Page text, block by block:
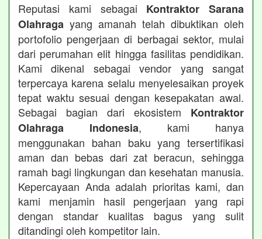
Reputasi kami sebagai Kontraktor Sarana
Olahraga yang amanah telah dibuktikan oleh
portofolio pengerjaan di berbagai sektor, mulai
dari perumahan elit hingga fasilitas pendidikan.
Kami dikenal sebagai vendor yang sangat
terpercaya karena selalu menyelesaikan proyek
tepat waktu sesuai dengan kesepakatan awal.
Sebagai bagian dari ekosistem Kontraktor
Olahraga Indonesia, kami hanya
menggunakan bahan baku yang tersertifikasi
aman dan bebas dari zat beracun, sehingga
ramah bagi lingkungan dan kesehatan manusia.
Kepercayaan Anda adalah prioritas kami, dan
kami menjamin hasil pengerjaan yang rapi
dengan standar kualitas bagus yang sulit
ditandingi oleh kompetitor lain.